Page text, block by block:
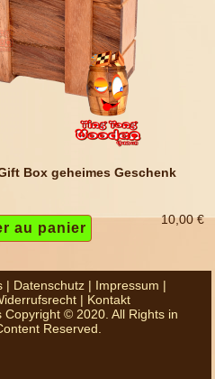
Box geheimes Geschenk
10,00 €
| Datenschutz| Impressum |
| Kontakt
Copyright © 2020. All Rights in
Reserved.